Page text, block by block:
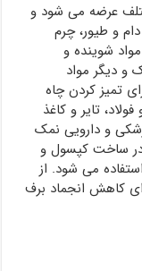
عرضه می شود و
و طیور، چرم
شوینده و
و دیگر مواد
تمیز کردن چاه
تایر و کاغذ
و دارویی نمک
ساخت کپسول و
می شود. از
کاهش انجماد برف